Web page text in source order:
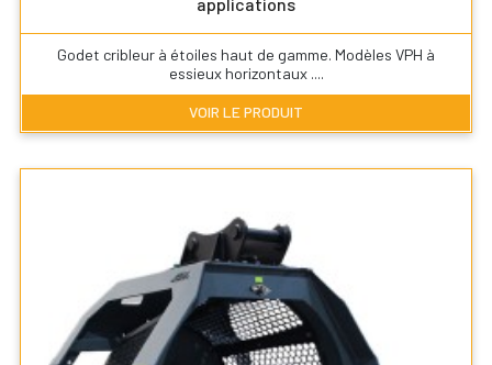
Godet cribleur à étoiles haut de gamme. Modèles VPH à
essieux horizontaux ....
VOIR LE PRODUIT